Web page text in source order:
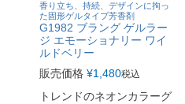
香り立ち、持続、デザインに拘っ
た固形ゲルタイプ芳香剤
G1982 ブラング ゲルラー
ジ エモーショナリー ワイ
ルドベリー
販売価格 ¥1,480税込
トレンドのネオンカラーグ